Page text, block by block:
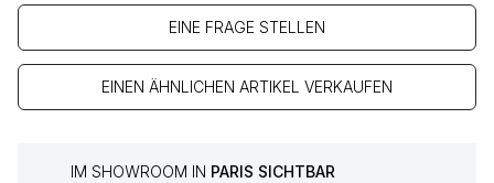
EINE FRAGE STELLEN
EINEN ÄHNLICHEN ARTIKEL VERKAUFEN
IM SHOWROOM IN PARIS SICHTBAR